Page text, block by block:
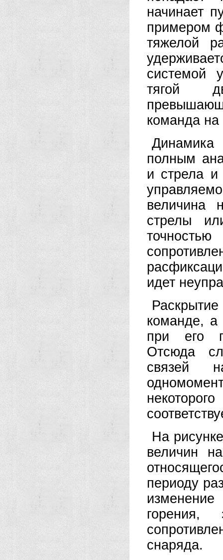
начинает
примером
тяжелой
системой
тягой
команда
полным
и стрела и
величина
стрелы
идет
команде, а
при его
Отсюда
связей
На
величин
периоду
горения,
снаряда.